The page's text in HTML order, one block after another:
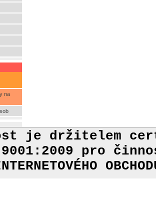
na
je držitelem
pro